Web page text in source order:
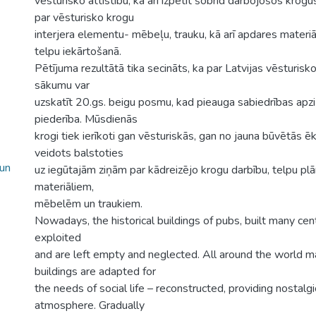
par vēsturisko krogu
interjera elementu- mēbeļu, trauku, kā arī apdares
telpu iekārtošanā.
Pētījuma rezultātā tika secināts, ka par Latvijas
sākumu var
uzskatīt 20.gs. beigu posmu, kad pieauga sabiedrības
piederība. Mūsdienās
krogi tiek ierīkoti gan vēsturiskās, gan no jauna būvētās
veidots balstoties
uz iegūtajām ziņām par kādreizējo krogu darbību, telpu
materiāliem,
mēbelēm un traukiem.
Nowadays, the historical buildings of pubs, built many
exploited
and are left empty and neglected. All around the world
buildings are adapted for
the needs of social life – reconstructed, providing
atmosphere. Gradually